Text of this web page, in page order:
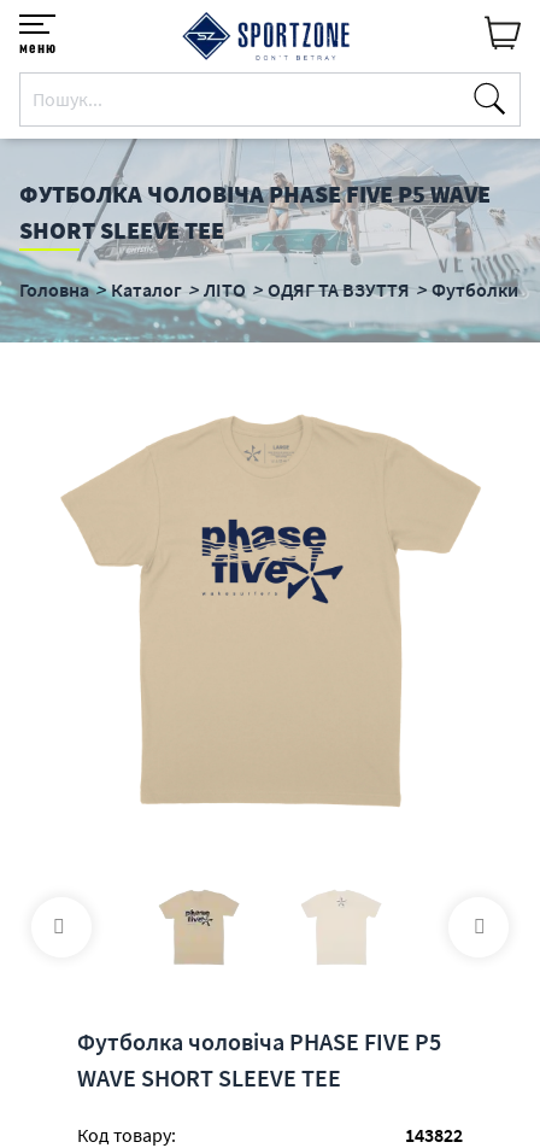
меню
ФУТБОЛКА ЧОЛОВІЧА PHASE FIVE P5 WAVE
SHORT SLEEVE TEE
Головна Каталог ЛІТО ОДЯГ ТА ВЗУТТЯ Футболки
Футболка чоловіча PHASE FIVE P5
WAVE SHORT SLEEVE TEE
Код товару:
143822